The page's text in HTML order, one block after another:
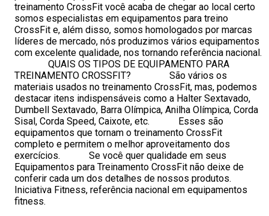
treinamento CrossFit você acaba de chegar ao local certo
somos especialistas em equipamentos para treino
CrossFit e, além disso, somos homologados por marcas
líderes de mercado, nós produzimos vários equipamentos
com excelente qualidade, nos tornando referência nacional.
QUAIS OS TIPOS DE EQUIPAMENTO PARA
TREINAMENTO CROSSFIT? São vários os
materiais usados no treinamento CrossFit, mas, podemos
destacar itens indispensáveis como a Halter Sextavado,
Dumbell Sextavado, Barra Olímpica, Anilha Olímpica, Corda
Sisal, Corda Speed, Caixote, etc. Esses são
equipamentos que tornam o treinamento CrossFit
completo e permitem o melhor aproveitamento dos
exercícios. Se você quer qualidade em seus
Equipamentos para Treinamento CrossFit não deixe de
conferir cada um dos detalhes de nossos produtos.
Iniciativa Fitness, referência nacional em equipamentos
fitness.